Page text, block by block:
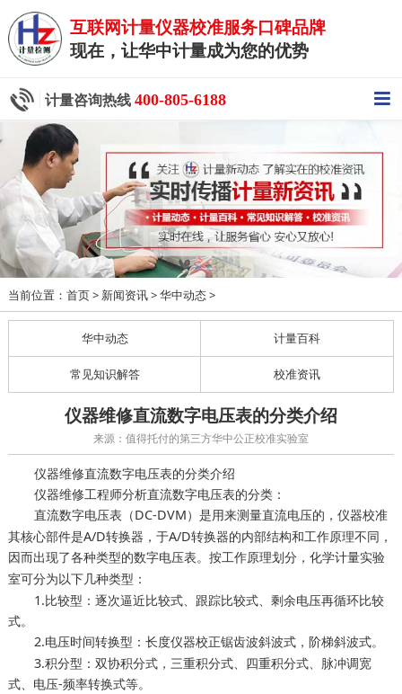
互联网计量仪器校准服务口碑品牌
现在，让华中计量成为您的优势
计量咨询热线 400-805-6188
当前位置： 首页> 新闻资讯> 华中动态>
华中动态 计量百科
常见知识解答 校准资讯
仪器维修直流数字电压表的分类介绍
来源：值得托付的第三方华中公正校准实验室
仪器维修直流数字电压表的分类介绍
仪器维修工程师分析直流数字电压表的分类：
直流数字电压表（DC-DVM）是用来测量直流电压的， 仪器校准
其核心部件是A/D转换器，于A/D转换器的内部结构和工作原理不同，
因而出现了各种类型的数字电压表。按工作原理划分， 化学计量实验
室可分为以下几种类型：
1.比较型：逐次逼近比较式、跟踪比较式、剩余电压再循环比较
式。
2.电压时间转换型： 长度仪器校正锯齿波斜波式，阶梯斜波式。
3.积分型：双协积分式，三重积分式、四重积分式、脉冲调宽
式、电压-频率转换式等。